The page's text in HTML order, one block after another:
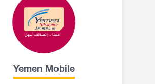
Yemen Mobile